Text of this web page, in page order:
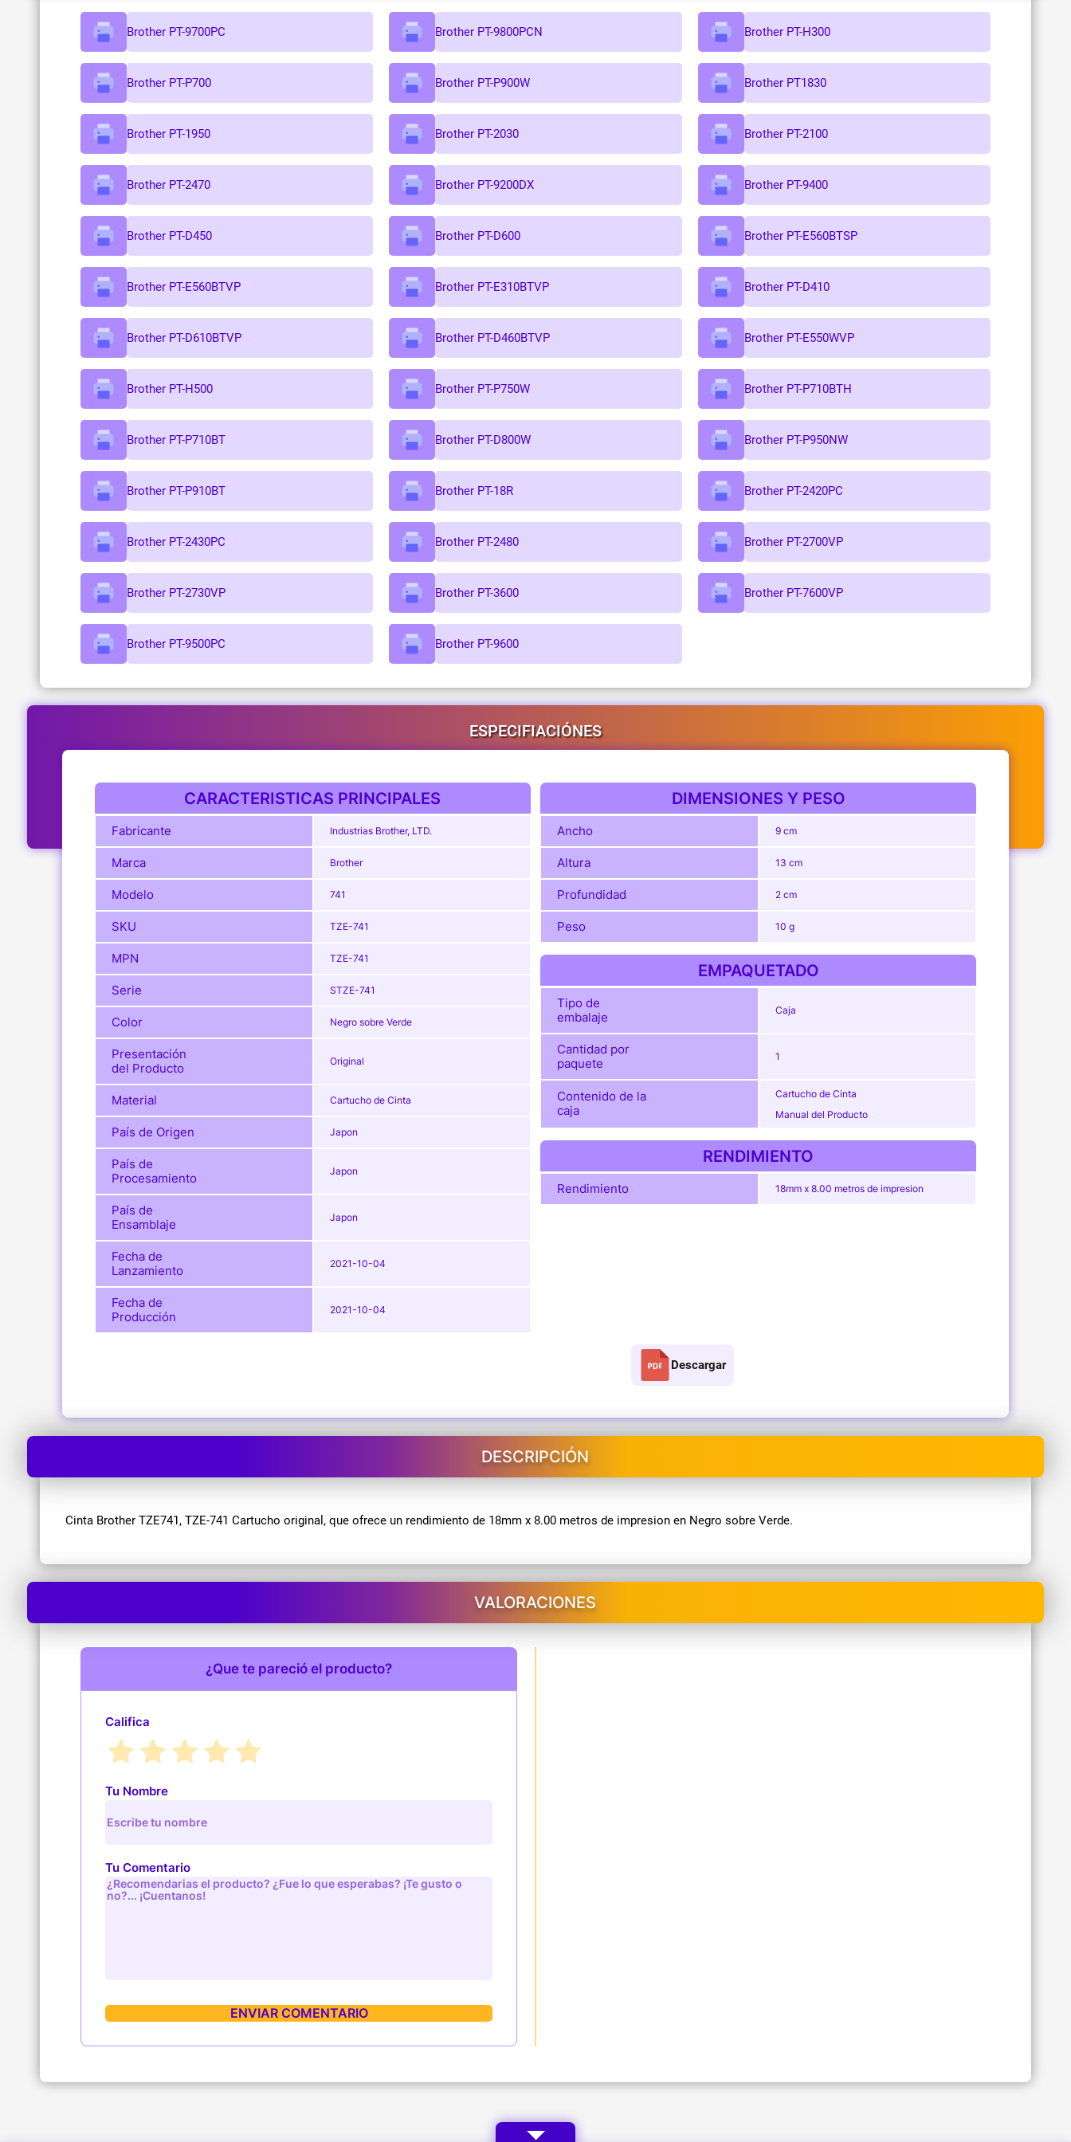
Brother PT-9700PC Brother PT-9800PCN Brother PT-H300
Brother PT-P700 Brother PT-P900W Brother PT1830
Brother PT-1950 Brother PT-2030 Brother PT-2100
Brother PT-2470 Brother PT-9200DX Brother PT-9400
Brother PT-D450 Brother PT-D600 Brother PT-E560BTSP
Brother PT-E560BTVP Brother PT-E310BTVP Brother PT-D410
Brother PT-D610BTVP Brother PT-D460BTVP Brother PT-E550WVP
Brother PT-H500 Brother PT-P750W Brother PT-P710BTH
Brother PT-P710BT Brother PT-D800W Brother PT-P950NW
Brother PT-P910BT Brother PT-18R Brother PT-2420PC
Brother PT-2430PC Brother PT-2480 Brother PT-2700VP
Brother PT-2730VP Brother PT-3600 Brother PT-7600VP
Brother PT-9500PC Brother PT-9600
ESPECIFIACIÓNES
CARACTERISTICAS PRINCIPALES
Fabricante Industrias Brother, LTD.
Marca Brother
Modelo 741
SKU TZE-741
MPN TZE-741
Serie STZE-741
Color Negro sobre Verde
Presentación
del Producto
Original
Material Cartucho de Cinta
País de Origen Japon
País de
Procesamiento
Japon
País de
Ensamblaje
Japon
Fecha de
Lanzamiento
2021-10-04
Fecha de
Producción
2021-10-04
DIMENSIONES Y PESO
Ancho 9 cm
Altura 13 cm
Profundidad 2 cm
Peso 10 g
EMPAQUETADO
Tipo de
embalaje
Caja
Cantidad por
paquete
1
Contenido de la
caja
Cartucho de Cinta
Manual del Producto
RENDIMIENTO
Rendimiento 18mm x 8.00 metros de impresion
Descargar
DESCRIPCIÓN
Cinta Brother TZE741, TZE-741 Cartucho original, que ofrece un rendimiento de 18mm x 8.00 metros de impresion en Negro sobre Verde.
VALORACIONES
¿Que te pareció el producto?
Califica
Tu Nombre
Tu Comentario